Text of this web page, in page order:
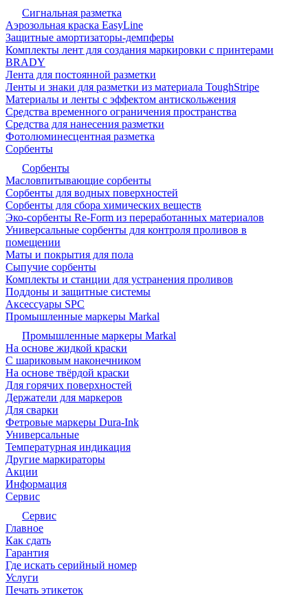
Сигнальная разметка
Аэрозольная краска EasyLine
Защитные амортизаторы-демпферы
Комплекты лент для создания маркировки с принтерами
BRADY
Лента для постоянной разметки
Ленты и знаки для разметки из материала ToughStripe
Материалы и ленты с эффектом антискольжения
Средства временного ограничения пространства
Средства для нанесения разметки
Фотолюминесцентная разметка
Сорбенты
Сорбенты
Масловпитывающие сорбенты
Сорбенты для водных поверхностей
Сорбенты для сбора химических веществ
Эко-сорбенты Re-Form из переработанных материалов
Универсальные сорбенты для контроля проливов в
помещении
Маты и покрытия для пола
Сыпучие сорбенты
Комплекты и станции для устранения проливов
Поддоны и защитные системы
Аксессуары SPC
Промышленные маркеры Markal
Промышленные маркеры Markal
На основе жидкой краски
С шариковым наконечником
На основе твёрдой краски
Для горячих поверхностей
Держатели для маркеров
Для сварки
Фетровые маркеры Dura-Ink
Универсальные
Температурная индикация
Другие маркираторы
Акции
Информация
Сервис
Сервис
Главное
Как сдать
Гарантия
Где искать серийный номер
Услуги
Печать этикеток